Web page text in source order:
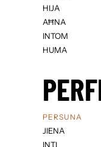
HIJA
AĦNA
INTOM
HUMA
PERSUNA
JIENA
INTI